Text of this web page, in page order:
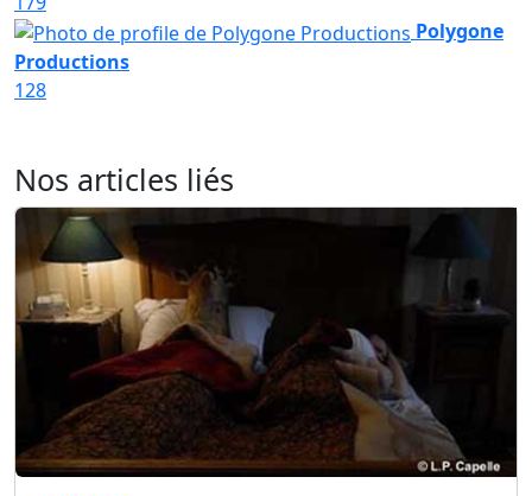
Polygone
Productions
128
Nos articles liés